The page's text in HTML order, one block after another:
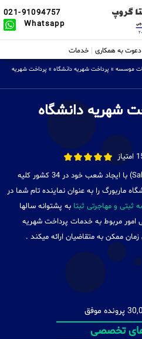
021-91094757
Whatsapp
دعوت به همکاری خدمات
موسسه » پرداخت شهریه دانشگاه » پرداخت شهریه
شهریه دانشگاه
(Sabtta Group) با ایجاد شعب خود در 34 کشور کلیه
ماربورگ را به عنوان نماینده تام شما در
ثبتی و مهاجرتی ثبتا به پشتوانه سالها
مربوط به خدمات پرداخت شهریه
ممکن به متقاضیان ارائه میکند .
تخصصی